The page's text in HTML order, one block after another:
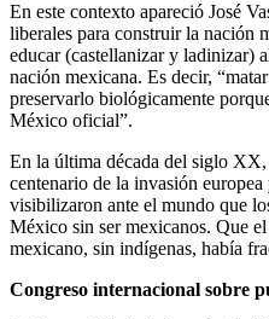
En este contexto apareció José
liberales para construir la nación
educar (castellanizar y ladinizar)
nación mexicana. Es decir,
preservarlo biológicamente
México oficial”.
En la última década del siglo
centenario de la invasión
visibilizaron ante el mundo que
México sin ser mexicanos. Que
mexicano, sin indígenas, había
Congreso internacional sobre